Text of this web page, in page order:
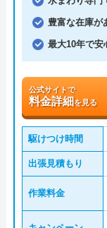
豊富な在庫が
最大10年で安
公式サイトで
料金詳細を見る
駆けつけ時間
出張見積もり
作業料金